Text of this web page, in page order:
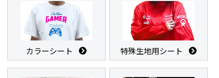
カラーシート 特殊生地用シート